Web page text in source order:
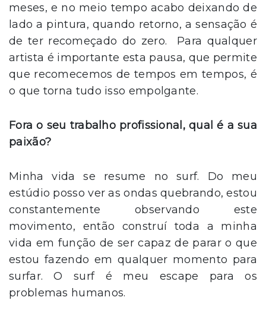
meses, e no meio tempo acabo deixando de
lado a pintura, quando retorno, a sensação é
de ter recomeçado do zero. Para qualquer
artista é importante esta pausa, que permite
que recomecemos de tempos em tempos, é
o que torna tudo isso empolgante.
Fora o seu trabalho profissional, qual é a sua
paixão?
Minha vida se resume no surf. Do meu
estúdio posso ver as ondas quebrando, estou
constantemente observando este
movimento, então construí toda a minha
vida em função de ser capaz de parar o que
estou fazendo em qualquer momento para
surfar. O surf é meu escape para os
problemas humanos.